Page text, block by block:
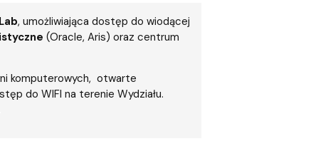
, umożliwiająca dostęp do wiodącej
(Oracle, Aris) oraz centrum
komputerowych, otwarte
do WIFI na terenie Wydziału.